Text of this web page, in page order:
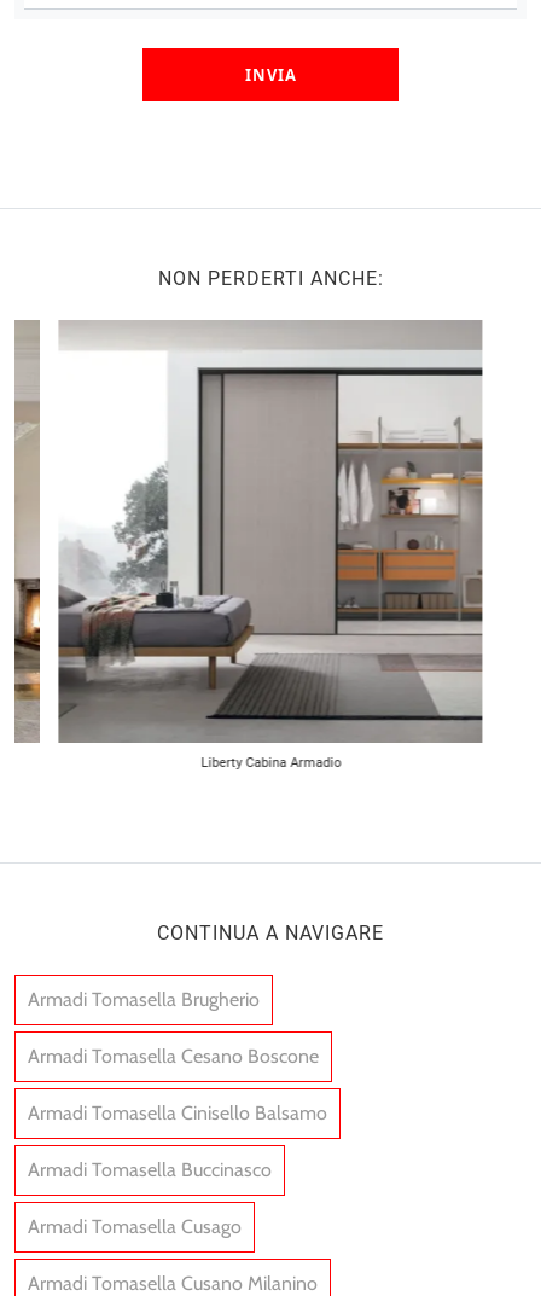
INVIA
NON PERDERTI ANCHE:
Liberty Cabina Armadio
CONTINUA A NAVIGARE
Armadi Tomasella Brugherio
Armadi Tomasella Cesano Boscone
Armadi Tomasella Cinisello Balsamo
Armadi Tomasella Buccinasco
Armadi Tomasella Cusago
Armadi Tomasella Cusano Milanino